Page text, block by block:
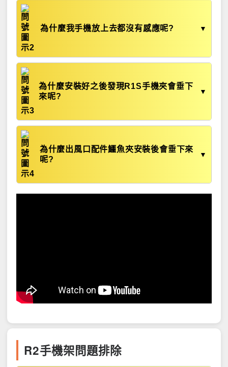
為什麼我手機放上去都沒有感應呢? ▼
為什麼安裝好之後發現R1S手機夾會垂下
來呢?
▼
為什麼出風口配件鱷魚夾安裝後會垂下來
呢?
▼
R2手機架問題排除